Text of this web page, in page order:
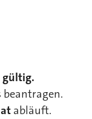
gültig.
beantragen.
abläuft.